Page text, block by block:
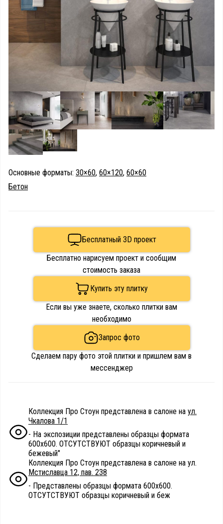
Основные форматы: 30×60, 60×120, 60×60
Бетон
Бесплатный 3D проект
Бесплатно нарисуем проект и сообщим
стоимость заказа
Купить эту плитку
Если вы уже знаете, сколько плитки вам
необходимо
Запрос фото
Сделаем пару фото этой плитки и пришлем вам в
мессенджер
Коллекция Про Стоун представлена в салоне на ул.
Чкалова 1/1
- На экспозиции представлены образцы формата
600х600. ОТСУТСТВУЮТ образцы коричневый и
бежевый"
Коллекция Про Стоун представлена в салоне на ул.
Мстиславца 12, пав. 238
- Представлены образцы формата 600х600.
ОТСУТСТВУЮТ образцы коричневый и беж